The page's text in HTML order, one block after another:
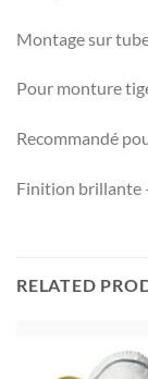
Montage sur
Pour monture
Recommandé
Finition brillante
RELATED